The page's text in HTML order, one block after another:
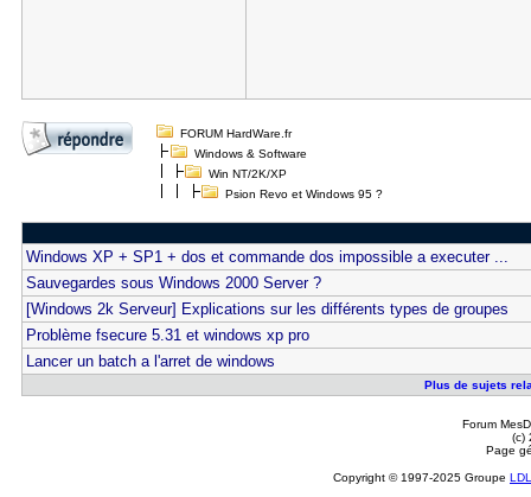
FORUM HardWare.fr
Windows & Software
Win NT/2K/XP
Psion Revo et Windows 95 ?
Windows XP + SP1 + dos et commande dos impossible a executer ...
Sauvegardes sous Windows 2000 Server ?
[Windows 2k Serveur] Explications sur les différents types de groupes
Problème fsecure 5.31 et windows xp pro
Lancer un batch a l'arret de windows
Plus de sujets
Forum
(c)
Page
Copyright © 1997-2025 Groupe